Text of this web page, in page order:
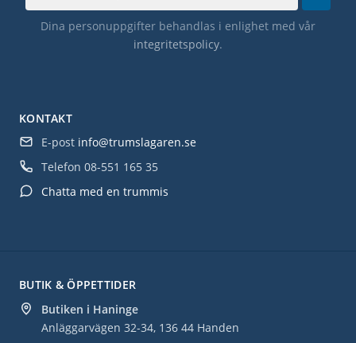
BUTIK & ÖPPETTIDER
Butiken i Haninge
Anläggarvägen 32-34, 136 44 Handen
KONTAKT
E-post info@trumslagaren.se
Telefon 08-551 165 35
Chatta med en trummis
Dina personuppgifter behandlas i enlighet med vår
integritetspolicy.